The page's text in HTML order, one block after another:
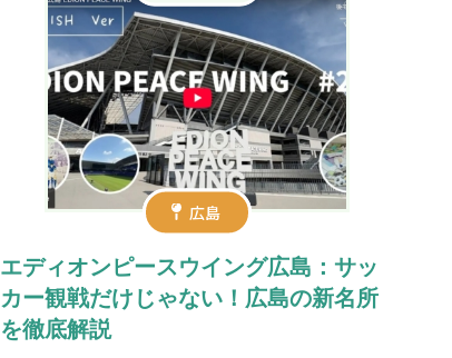
広島
エディオンピースウイング広島：サッ
カー観戦だけじゃない！広島の新名所
を徹底解説